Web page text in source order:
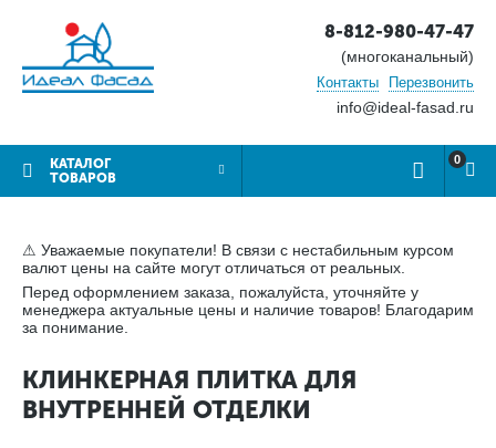
8-812-980-47-47
(многоканальный)
Контакты Перезвонить
info@ideal-fasad.ru
КАТАЛОГ
ТОВАРОВ
0
⚠ Уважаемые покупатели! В связи с нестабильным курсом
валют цены на сайте могут отличаться от реальных.
Перед оформлением заказа, пожалуйста, уточняйте у
менеджера актуальные цены и наличие товаров! Благодарим
за понимание.
КЛИНКЕРНАЯ ПЛИТКА ДЛЯ
ВНУТРЕННЕЙ ОТДЕЛКИ